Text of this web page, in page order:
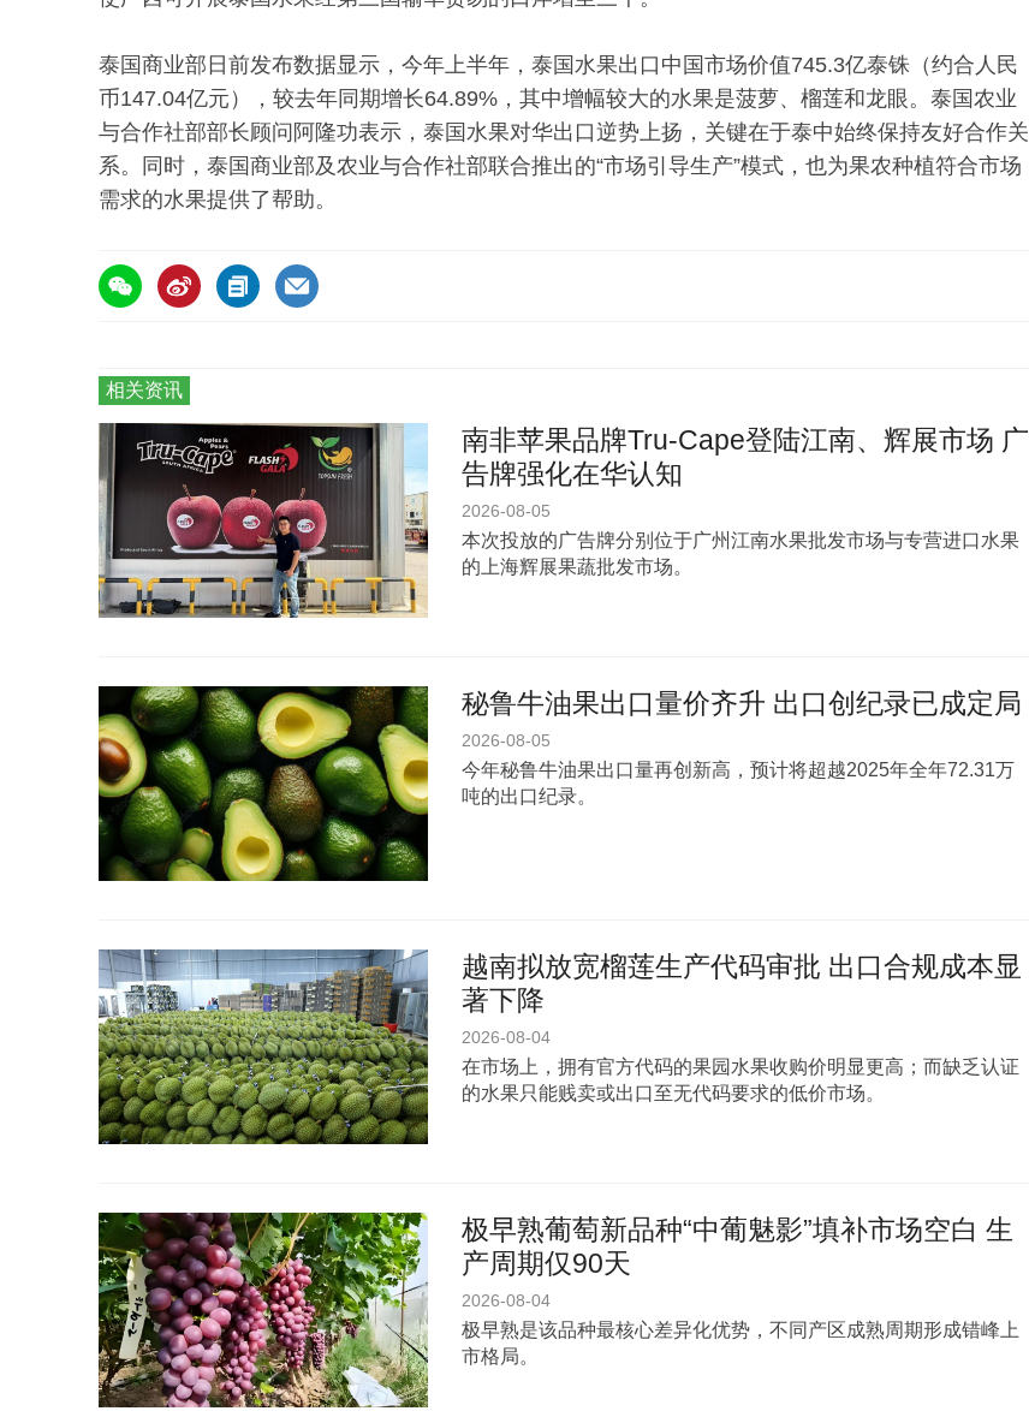
泰国商业部日前发布数据显示，今年上半年，泰国水果出口中国市场价值745.3亿泰铢（约合人民
币147.04亿元），较去年同期增长64.89%，其中增幅较大的水果是菠萝、榴莲和龙眼。泰国农业
与合作社部部长顾问阿隆功表示，泰国水果对华出口逆势上扬，关键在于泰中始终保持友好合作关
系。同时，泰国商业部及农业与合作社部联合推出的“市场引导生产”模式，也为果农种植符合市场
需求的水果提供了帮助。
相关资讯
南非苹果品牌Tru-Cape登陆江南、辉展市场 广
告牌强化在华认知
2026-08-05
本次投放的广告牌分别位于广州江南水果批发市场与专营进口水果
的上海辉展果蔬批发市场。
秘鲁牛油果出口量价齐升 出口创纪录已成定局
2026-08-05
今年秘鲁牛油果出口量再创新高，预计将超越2025年全年72.31万
吨的出口纪录。
越南拟放宽榴莲生产代码审批 出口合规成本显
著下降
2026-08-04
在市场上，拥有官方代码的果园水果收购价明显更高；而缺乏认证
的水果只能贱卖或出口至无代码要求的低价市场。
极早熟葡萄新品种“中葡魅影”填补市场空白 生
产周期仅90天
2026-08-04
极早熟是该品种最核心差异化优势，不同产区成熟周期形成错峰上
市格局。